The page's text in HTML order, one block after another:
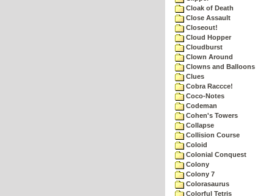
Cloak of Death
Close Assault
Closeout!
Cloud Hopper
Cloudburst
Clown Around
Clowns and Balloons
Clues
Cobra Raccce!
Coco-Notes
Codeman
Cohen's Towers
Collapse
Collision Course
Coloid
Colonial Conquest
Colony
Colony 7
Colorasaurus
Colorful Tetris